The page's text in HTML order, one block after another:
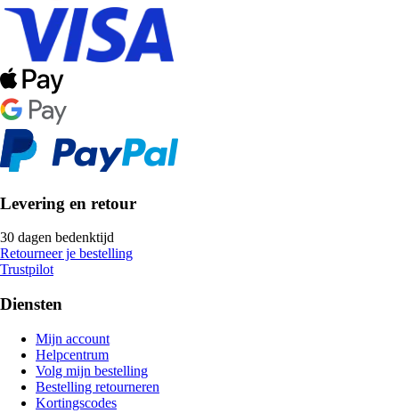
Levering en retour
30 dagen bedenktijd
Retourneer je bestelling
Trustpilot
Diensten
Mijn account
Helpcentrum
Volg mijn bestelling
Bestelling retourneren
Kortingscodes